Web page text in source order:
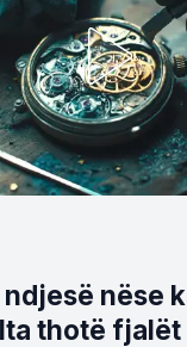
ndjesë nëse
thotë